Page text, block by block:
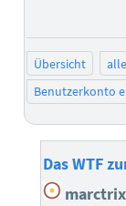
Übersicht
Benutzerkonto
Das WTF
marctrix